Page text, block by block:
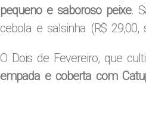
pequeno e saboroso peixe.
cebola e salsinha (R$ 29,00,
O Dois de Fevereiro, que
empada e coberta com